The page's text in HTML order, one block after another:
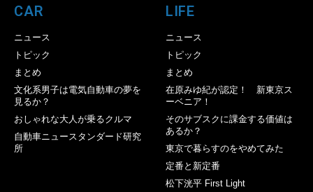
CAR
ニュース
トピック
まとめ
文化系男子は電気自動車の夢を
見るか？
おしゃれな大人が乗るクルマ
自動車ニュースタンダード研究
所
LIFE
ニュース
トピック
まとめ
在原みゆ紀が認定！ 新東京ス
ーベニア！
そのサブスクに課金する価値は
あるか？
東京で暮らすのをやめてみた
定番と新定番
松下洸平 First Light